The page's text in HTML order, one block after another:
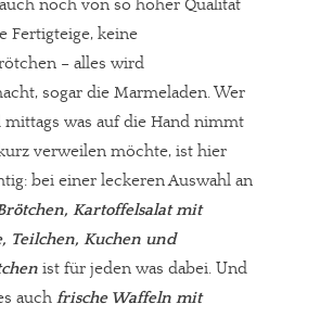
noch von so hoher Qualität
Fertigteige, keine
– alles wird
sogar die Marmeladen. Wer
mittags was auf die Hand nimmt
verweilen möchte, ist hier
bei einer leckeren Auswahl an
Kartoffelsalat mit
Teilchen, Kuchen und
ist für jeden was dabei. Und
auch frische Waffeln mit